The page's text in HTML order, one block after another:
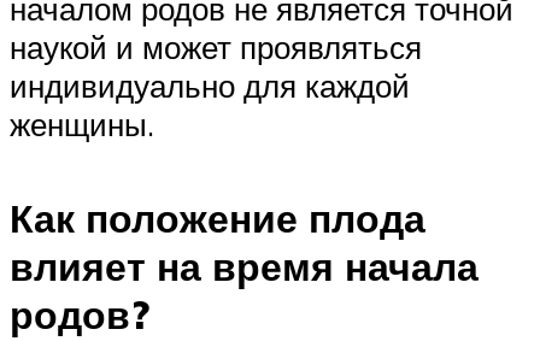
началом родов не является точной
наукой и может проявляться
индивидуально для каждой
женщины.
Как положение плода
влияет на время начала
родов?